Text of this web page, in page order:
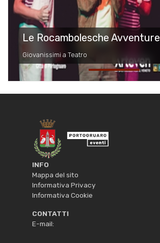
Le Rocambolesche Avventure
Giovanissimi a Teatro
INFO
Mappa del sito
Informativa Privacy
Informativa Cookie
CONTATTI
E-mail: